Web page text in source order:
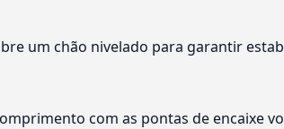
um chão nivelado para garantir
com as pontas de encaixe